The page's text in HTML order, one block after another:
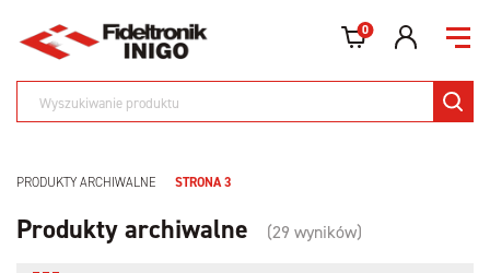
0
PRODUKTY ARCHIWALNE STRONA 3
Produkty archiwalne (29 wyników)